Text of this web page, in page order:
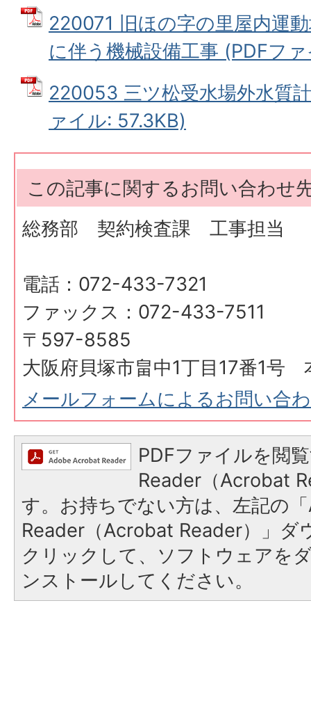
220071 旧ほの字の里屋内運
に伴う機械設備工事 (PDFフ
220053 三ツ松受水場外水質
ァイル: 57.3KB)
この記事に関するお問い合わせ
総務部 契約検査課 工事担当
電話：072-433-7321
ファックス：072-433-7511
〒597-8585
大阪府貝塚市畠中1丁目17番1号
メールフォームによるお問い合
PDFファイルを閲
Reader（Acrobat
す。お持ちでない方は、左記の
Reader（Acrobat Reader）」ダ
クリックして、ソフトウェアを
ンストールしてください。